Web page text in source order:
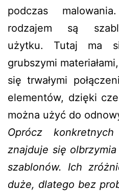
podczas
rodzajem są
użytku. Tutaj ma
grubszymi
się trwałymi
elementów, dzięki
można użyć do
Oprócz
znajduje się
szablonów. Ich
duże, dlatego bez